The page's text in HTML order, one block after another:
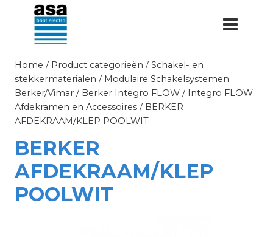
Doorgaan
inhoud
Home / Product categorieën / Schakel- en
stekkermaterialen / Modulaire Schakelsystemen
Berker/Vimar / Berker Integro FLOW / Integro FLOW
Afdekramen en Accessoires / BERKER
AFDEKRAAM/KLEP POOLWIT
BERKER
AFDEKRAAM/KLEP
POOLWIT